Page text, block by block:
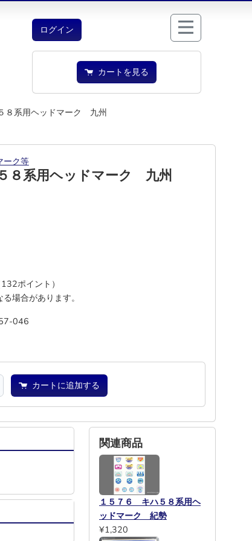
ログイン
カートを見る
系用ヘッドマーク 九州
ーク等
８系用ヘッドマーク 九州
ポイント）
場合があります。
046
カートに追加する
関連商品
１５７６ キハ５８系用ヘ
ッドマーク 紀勢
¥1,320